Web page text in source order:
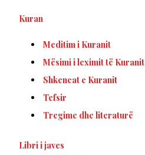
Kuran
Meditim i Kuranit
Mësimi i leximit të Kuranit
Shkencat e Kuranit
Tefsir
Tregime dhe literaturë
Libri i javes